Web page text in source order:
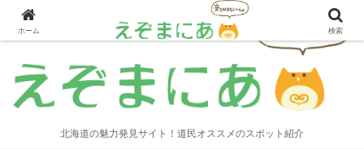
北海道の魅力発見サイト！道民オススメのスポット紹介
ホーム 検索